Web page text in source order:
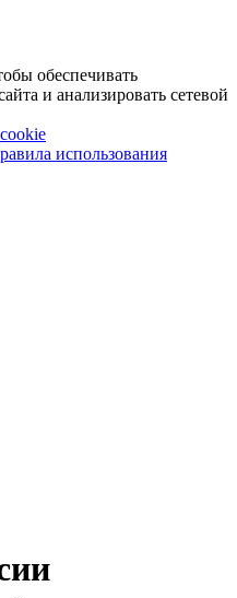
обеспечивать
и анализировать сетевой
использования